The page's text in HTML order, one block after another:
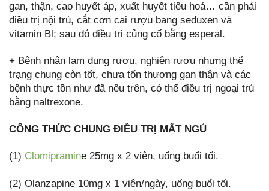
gan, thận, cao huyết áp, xuất huyết tiêu hoá… cần phải
điều trị nội trú, cắt cơn cai rượu bang seduxen và
vitamin Bl; sau đó điều trị củng cố bằng esperal.
+ Bệnh nhân lạm dụng rượu, nghiện rượu nhưng thể
trạng chung còn tốt, chưa tổn thương gan thận và các
bệnh thực tồn như đã nêu trên, có thể điều trị ngoại trú
bằng naltrexone.
CÔNG THỨC CHUNG ĐIỀU TRỊ MẤT NGỦ
(1) Clomipramine 25mg x 2 viên, uống buổi tối.
(2) Olanzapine 10mg x 1 viên/ngày, uống buổi tối.